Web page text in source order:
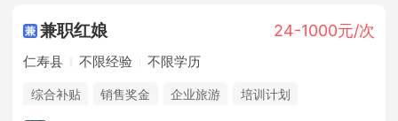
兼职红娘 24-1000元/次
仁寿县 不限经验 不限学历
综合补贴 销售奖金 企业旅游 培训计划